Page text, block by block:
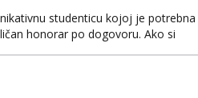
studenticu kojoj je potrebna
honorar po dogovoru. Ako si